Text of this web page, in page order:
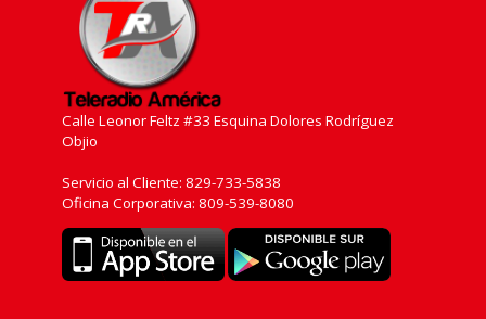
Calle Leonor Feltz #33 Esquina Dolores Rodríguez
Objio
Servicio al Cliente: 829-733-5838
Oficina Corporativa: 809-539-8080